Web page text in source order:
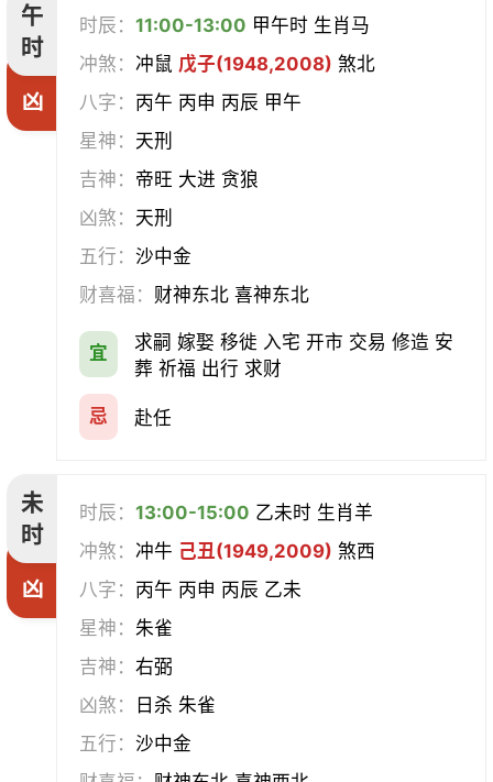
午
时
凶
时辰：11:00-13:00 甲午时 生肖马
冲煞：冲鼠 戊子(1948,2008) 煞北
八字： 丙午 丙申 丙辰 甲午
星神： 天刑
吉神： 帝旺 大进 贪狼
凶煞： 天刑
五行：沙中金
财喜福： 财神东北 喜神东北
宜
求嗣 嫁娶 移徙 入宅 开市 交易 修造 安
葬 祈福 出行 求财
忌 赴任
未
时
凶
时辰：13:00-15:00 乙未时 生肖羊
冲煞：冲牛 己丑(1949,2009) 煞西
八字： 丙午 丙申 丙辰 乙未
星神：朱雀
吉神：右弼
凶煞：
日杀 朱雀
五行：沙中金